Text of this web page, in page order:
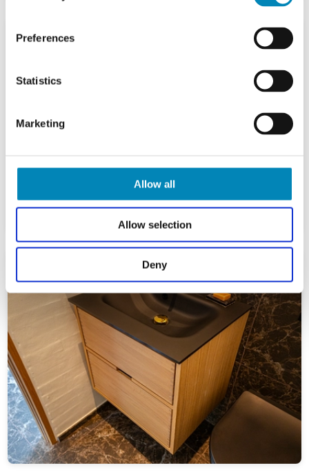
Preferences
Statistics
Marketing
Allow all
Allow selection
Deny